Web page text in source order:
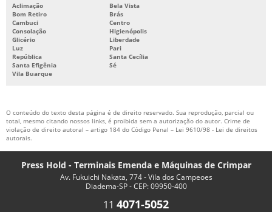
Aclimação
Bela Vista
Bom Retiro
Brás
Cambuci
Centro
Consolação
Higienópolis
Glicério
Liberdade
Luz
Pari
República
Santa Cecília
Santa Efigênia
Sé
Vila Buarque
O conteúdo do texto desta página é de direito reservado. Sua reprodução, parcial ou
total, mesmo citando nossos links, é proibida sem a autorização do autor. Crime de
violação de direito autoral – artigo 184 do Código Penal – Lei 9610/98 - Lei de direitos
autorais.
Press Hold - Terminais Emenda e Máquinas de Crimpar
Av. Fukuichi Nakata, 774 - Vila dos Campeoes
Diadema-SP - CEP: 09950-400
11 4071-5052